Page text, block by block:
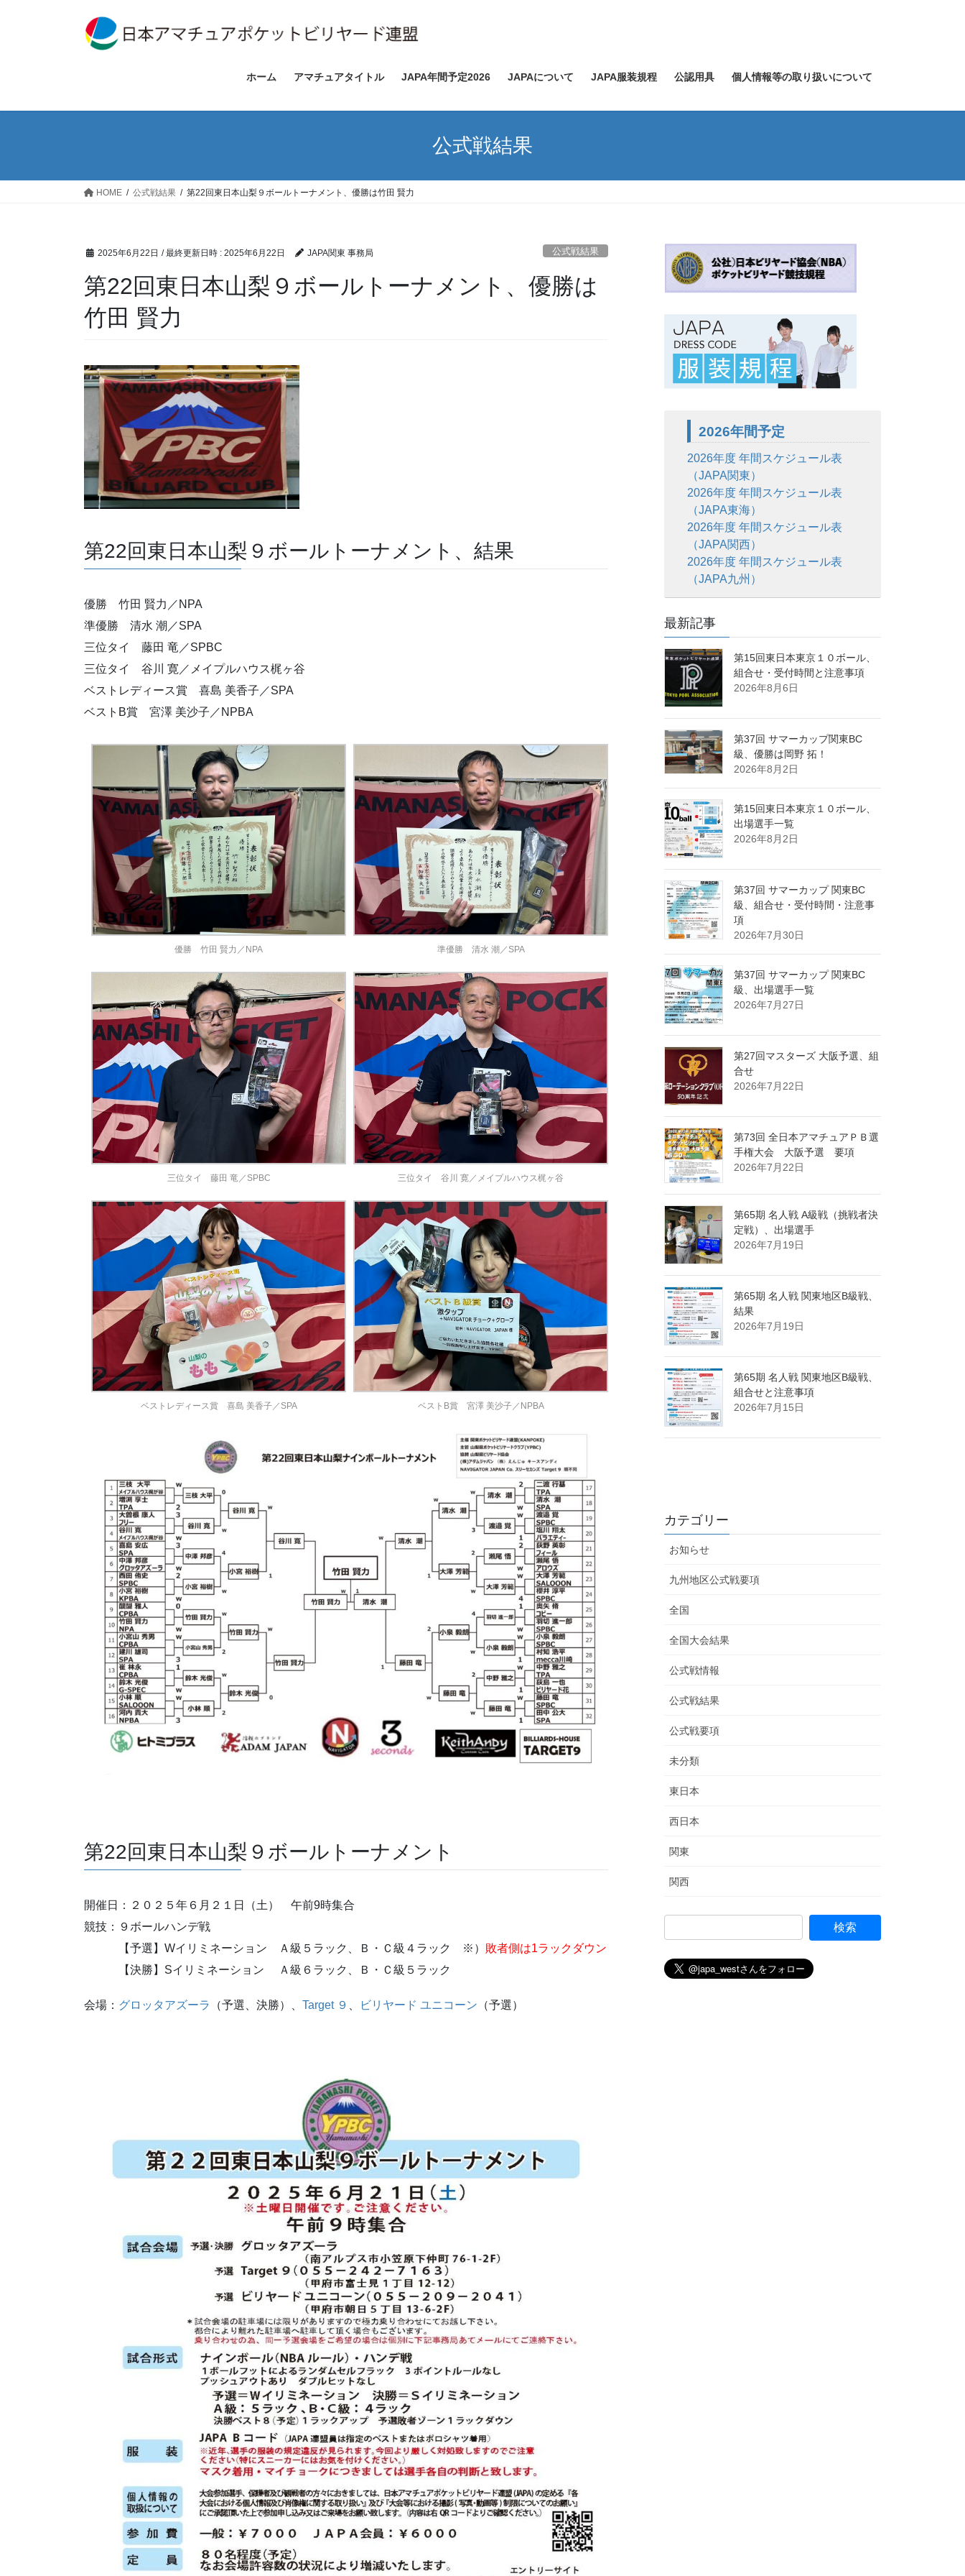
ス
ン
ホーム アマチュアタイトル JAPA年間予定2026 JAPAについて JAPA服装規程 公認用具 個人情報等の取り扱いについて
公式戦結果
HOME 公式戦結果 第22回東日本山梨９ボールトーナメント、優勝は竹田 賢力
2025年6月22日 / 最終更新日時 : 2025年6月22日 JAPA関東 事務局 公式戦結果
第22回東日本山梨９ボールトーナメント、優勝は
竹田 賢力
第22回東日本山梨９ボールトーナメント、結果
優勝 竹田 賢力／NPA
準優勝 清水 潮／SPA
三位タイ 藤田 竜／SPBC
三位タイ 谷川 寛／メイプルハウス梶ヶ谷
ベストレディース賞 喜島 美香子／SPA
ベストB賞 宮澤 美沙子／NPBA
優勝 竹田 賢力／NPA 準優勝 清水 潮／SPA
三位タイ 藤田 竜／SPBC 三位タイ 谷川 寛／メイプルハウス梶ヶ谷
ベストレディース賞 喜島 美香子／SPA ベストB賞 宮澤 美沙子／NPBA
第22回東日本山梨９ボールトーナメント
開催日：２０２５年６月２１日（土） 午前9時集合
競技：９ボールハンデ戦
【予選】Wイリミネーション Ａ級５ラック、Ｂ・Ｃ級４ラック ※） 敗者側は1ラックダウン
【決勝】Sイリミネーション Ａ級６ラック、Ｂ・Ｃ級５ラック
会場： グロッタアズーラ （予選、決勝）、 Target ９ ビリヤード ユニコーン （予選）
2026年間予定
2026年度 年間スケジュール表
（JAPA関東）
2026年度 年間スケジュール表
（JAPA東海）
2026年度 年間スケジュール表
（JAPA関西）
2026年度 年間スケジュール表
（JAPA九州）
最新記事
第15回東日本東京１０ボール、
組合せ・受付時間と注意事項
2026年8月6日
第37回 サマーカップ関東BC
級、優勝は岡野 拓！
2026年8月2日
第15回東日本東京１０ボール、
出場選手一覧
2026年8月2日
第37回 サマーカップ 関東BC
級、組合せ・受付時間・注意事
項
2026年7月30日
第37回 サマーカップ 関東BC
級、出場選手一覧
2026年7月27日
第27回マスターズ 大阪予選、組
合せ
2026年7月22日
第73回 全日本アマチュアＰＢ選
手権大会 大阪予選 要項
2026年7月22日
第65期 名人戦 A級戦（挑戦者決
定戦）、出場選手
2026年7月19日
第65期 名人戦 関東地区B級戦、
結果
2026年7月19日
第65期 名人戦 関東地区B級戦、
組合せと注意事項
2026年7月15日
カテゴリー
お知らせ
九州地区公式戦要項
全国
全国大会結果
公式戦情報
公式戦結果
公式戦要項
未分類
東日本
西日本
関東
関西